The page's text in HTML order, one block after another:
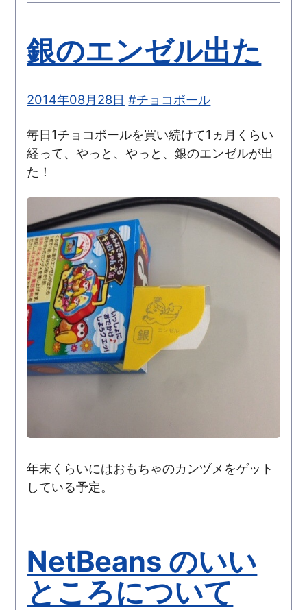
銀のエンゼル出た
2014年08月28日 #チョコボール
毎日1チョコボールを買い続けて1ヵ月くらい
経って、やっと、やっと、銀のエンゼルが出
た！
年末くらいにはおもちゃのカンヅメをゲット
している予定。
NetBeans のいい
ところについて